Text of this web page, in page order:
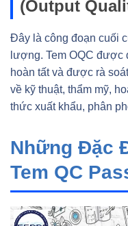
(Output
Đây là công đoạn cuối
lượng. Tem OQC được
hoàn tất và được rà
về kỹ thuật, thẩm mỹ,
thức xuất khẩu, phân
Những Đặc
Tem QC